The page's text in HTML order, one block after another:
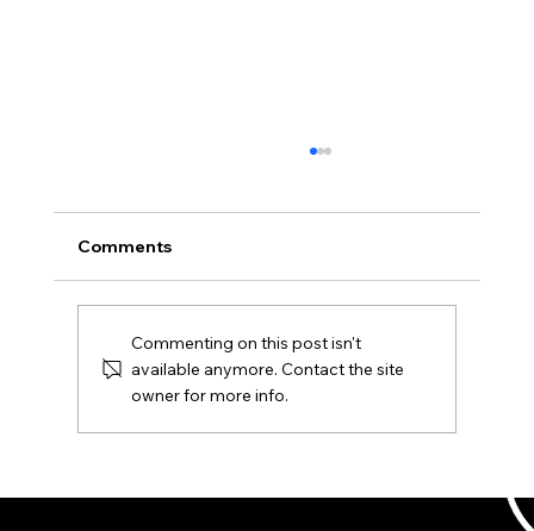
CHARMANT est sur Embrosa
Comments
Commenting on this post isn't
available anymore. Contact the site
owner for more info.